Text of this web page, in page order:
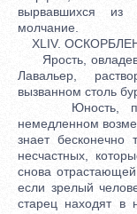
вырвавшихся из
молчание.
XLIV.
Ярость,
Лавальер,
вызванном столь
Юность,
немедленном
знает
несчастных,
снова
если зрелый
старец находят в